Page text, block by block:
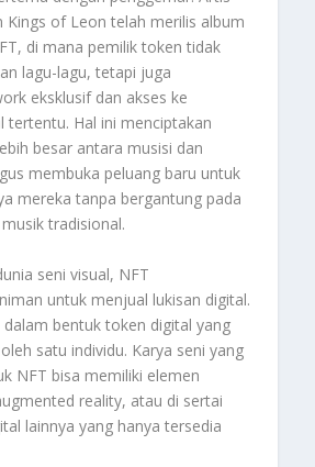
Kings of Leon telah merilis album
di mana pemilik token tidak
lagu-lagu, tetapi juga
eksklusif dan akses ke
tertentu. Hal ini menciptakan
besar antara musisi dan
membuka peluang baru untuk
mereka tanpa bergantung pada
tradisional.
seni visual, NFT
untuk menjual lukisan digital.
bentuk token digital yang
satu individu. Karya seni yang
NFT bisa memiliki elemen
reality, atau di sertai
lainnya yang hanya tersedia